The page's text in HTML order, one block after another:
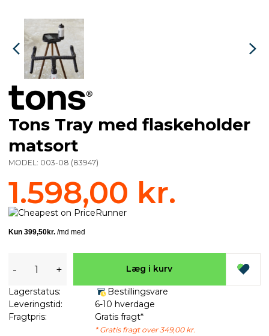
Tons Tray med flaskeholder
matsort
MODEL: 003-08 (83947)
1.598,00 kr.
- + Læg i kurv
Lagerstatus:
Bestillingsvare
Leveringstid:
6-10 hverdage
Fragtpris:
Gratis fragt*
* Gratis fragt over 349,00 kr.